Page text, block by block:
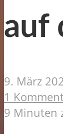
auf
9. März
1
9 Minuten